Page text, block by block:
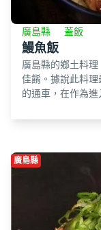
廣島縣 蓋飯
鰻魚飯
廣島縣的鄉土料
佳餚。據說此料
的通車，在作為
廣島縣